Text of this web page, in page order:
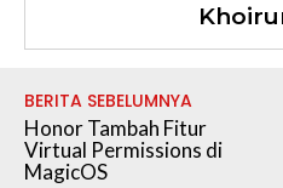
BERITA SEBELUMNYA
Honor Tambah Fitur
Virtual Permissions di
MagicOS